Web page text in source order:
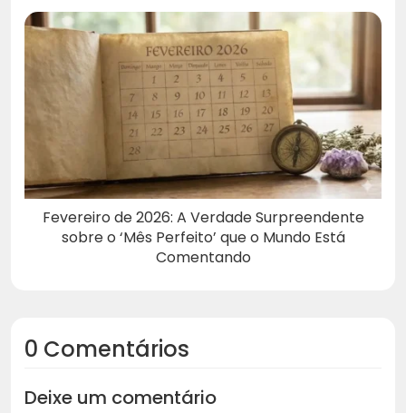
Fevereiro de 2026: A Verdade Surpreendente
sobre o ‘Mês Perfeito’ que o Mundo Está
Comentando
0 Comentários
Deixe um comentário